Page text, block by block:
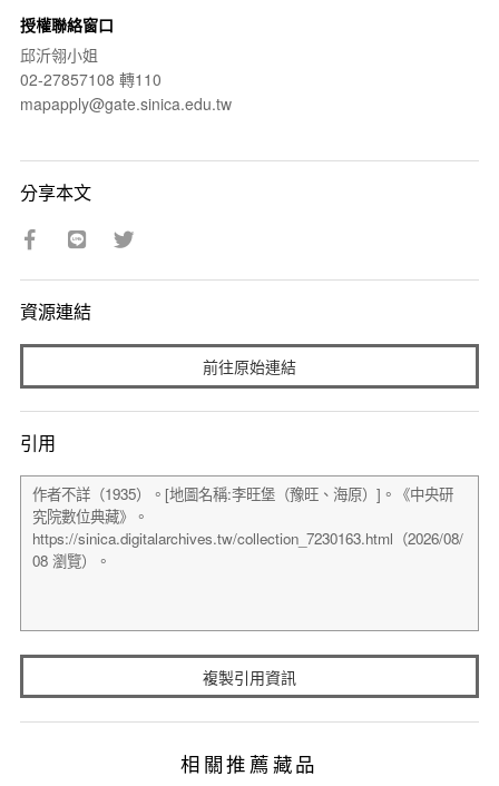
授權聯絡窗口
邱沂翎小姐
02-27857108 轉110
mapapply@gate.sinica.edu.tw
分享本文
資源連結
前往原始連結
引用
複製引用資訊
相關推薦藏品